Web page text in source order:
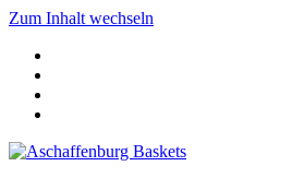
Zum Inhalt wechseln